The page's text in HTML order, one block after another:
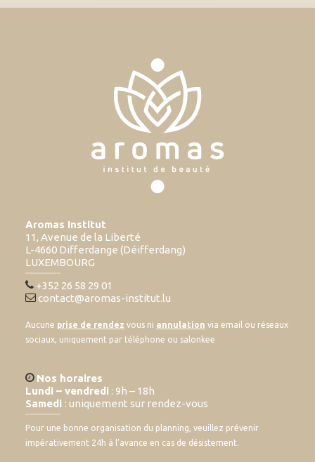
Aromas Institut
11, Avenue de la Liberté
L-4660 Differdange (Déifferdang)
LUXEMBOURG
+352 26 58 29 01
contact@aromas-institut.lu
Aucune prise de rendez vous ni annulation via email ou réseaux
sociaux, uniquement par téléphone ou salonkee
Nos horaires
Lundi – vendredi : 9h – 18h
Samedi : uniquement sur rendez-vous
Pour une bonne organisation du planning, veuillez prévenir
impérativement 24h à l’avance en cas de désistement.